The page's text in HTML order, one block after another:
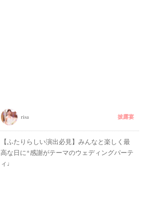
risa 披露宴
【ふたりらしい演出必見】みんなと楽しく最
高な日に*感謝がテーマのウェディングパーテ
ィ♩